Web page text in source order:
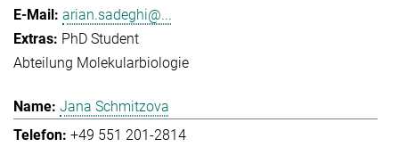
arian.sadeghi@...
PhD Student
Abteilung Molekularbiologie
Jana Schmitzova
+49 551 201-2814